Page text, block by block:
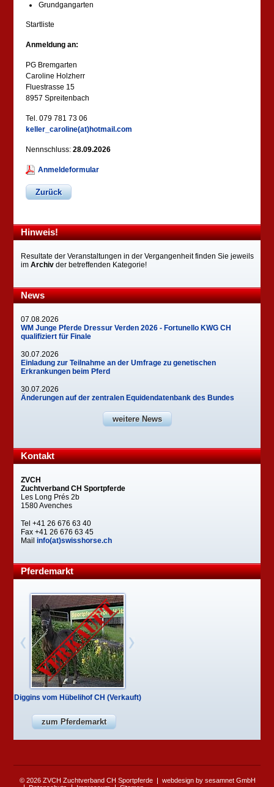
Grundgangarten
Startliste
Anmeldung an:
PG Bremgarten
Caroline Holzherr
Fluestrasse 15
8957 Spreitenbach
Tel. 079 781 73 06
keller_caroline(at)hotmail.com
Nennschluss:28.09.2026
Anmeldeformular
Zurück
Hinweis!
Resultate der Veranstaltungen in der Vergangenheit finden Sie jeweils
imArchiv der betreffenden Kategorie!
News
07.08.2026
WM Junge Pferde Dressur Verden 2026 - Fortunello KWG CH
qualifiziert für Finale
30.07.2026
Einladung zur Teilnahme an der Umfrage zu genetischen
Erkrankungen beim Pferd
30.07.2026
Änderungen auf der zentralen Equidendatenbank des Bundes
weitere News
Kontakt
ZVCH
Zuchtverband CH Sportpferde
Les Long Prés 2b
1580 Avenches
Tel +41 26 676 63 40
Fax +41 26 676 63 45
Mailinfo(at)swisshorse.ch
Pferdemarkt
Diggins vom Hübelihof CH (Verkauft)
zum Pferdemarkt
© 2026 ZVCH Zuchtverband CH Sportpferde
webdesign by sesamnet GmbH